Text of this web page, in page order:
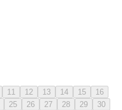
11 12 13 14 15
16
25 26 27 28 29
30